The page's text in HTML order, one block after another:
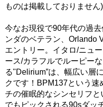
ものは掲載しておりません)
今なお現役で90年代の過
ンダのベテラン、Orlando
エントリー。イタロ/ニュ
ース/カラフルでルーピー
る"Delirium”は、幅広い層
クです！BPM137という速
チの催眠的なシンセリフ
でもピックされる90sダッ